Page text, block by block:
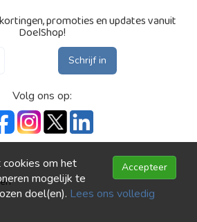
promoties en updates vanuit
DoelShop!
Schrijf in
Volg ons op:
Accepteer
om het
mogelijk te
doel(en). Lees ons volledig